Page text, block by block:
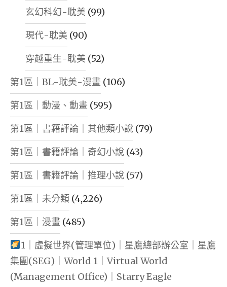
玄幻科幻-耽美 (99)
現代-耽美 (90)
穿越重生-耽美 (52)
第1區｜BL-耽美-漫畫 (106)
第1區｜動漫、動畫 (595)
第1區｜書籍評論｜其他類小說 (79)
第1區｜書籍評論｜奇幻小說 (43)
第1區｜書籍評論｜推理小說 (57)
第1區｜未分類 (4,226)
第1區｜漫畫 (485)
1｜虛擬世界(管理單位)｜星鷹總部辦公室｜星鷹
集團(SEG)｜World 1｜Virtual World
(Management Office)｜Starry Eagle